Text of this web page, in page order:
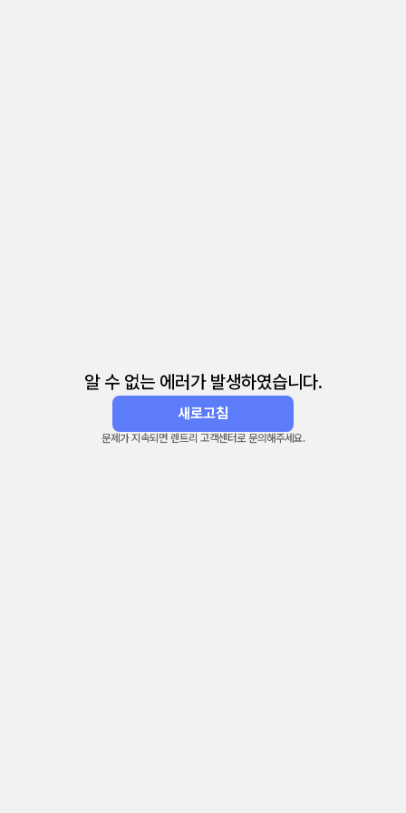
알 수 없는 에러가 발생하였습니다.
새로고침
문제가 지속되면 렌트리 고객센터로 문의해주세요.